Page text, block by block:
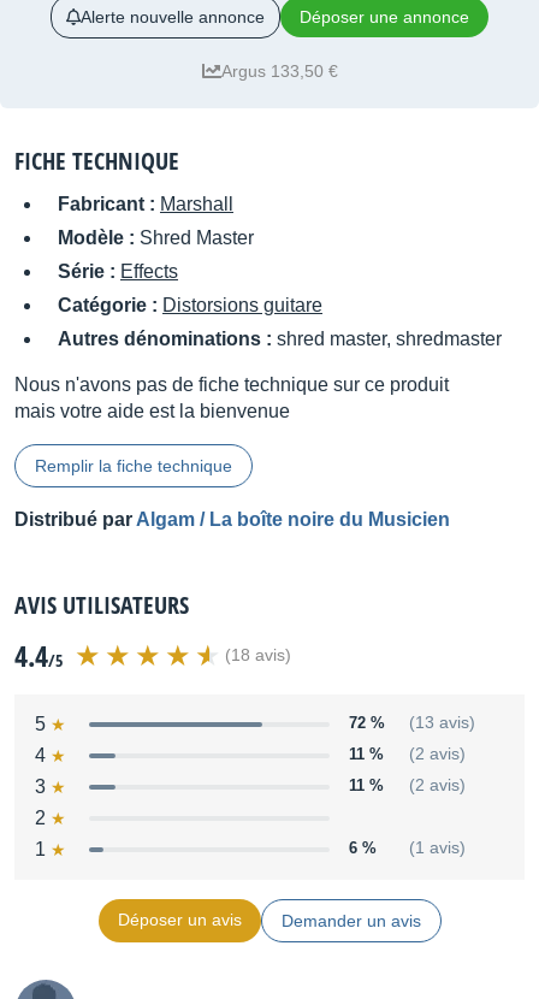
Alerte nouvelle annonce Déposer une annonce
Argus 133,50 €
FICHE TECHNIQUE
Fabricant : Marshall
Modèle : Shred Master
Série : Effects
Catégorie : Distorsions guitare
Autres dénominations : shred master, shredmaster
Nous n'avons pas de fiche technique sur ce produit
mais votre aide est la bienvenue
Remplir la fiche technique
Distribué par Algam / La boîte noire du Musicien
AVIS UTILISATEURS
4.4/5 (18 avis)
5 72 % (13 avis)
4 11 % (2 avis)
3 11 % (2 avis)
2
1
6 % (1 avis)
Déposer un avis Demander un avis